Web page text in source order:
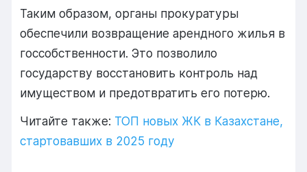
Таким образом, органы прокуратуры
обеспечили возвращение арендного жилья в
госсобственности. Это позволило
государству восстановить контроль над
имуществом и предотвратить его потерю.
Читайте также: ТОП новых ЖК в Казахстане,
стартовавших в 2025 году